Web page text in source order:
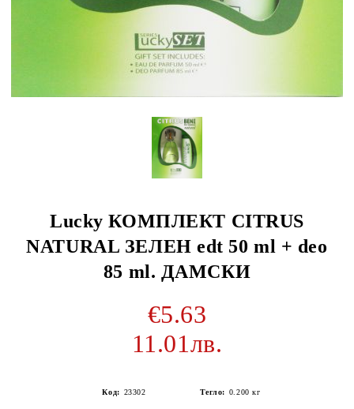
Lucky КОМПЛЕКТ CITRUS
NATURAL ЗЕЛЕН edt 50 ml + deo
85 ml. ДАМСКИ
€5.63
11.01лв.
Код: 23302 Тегло: 0.200 кг